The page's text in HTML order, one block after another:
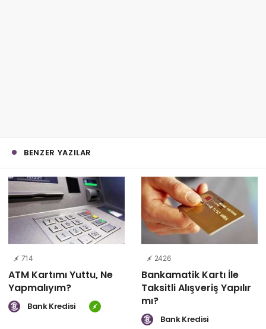
BENZER YAZILAR
714
ATM Kartımı Yuttu, Ne
Yapmalıyım?
Bank Kredisi
2426
Bankamatik Kartı İle
Taksitli Alışveriş Yapılır
mı?
Bank Kredisi